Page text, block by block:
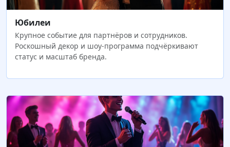
Юбилеи
Крупное событие для партнёров и сотрудников.
Роскошный декор и шоу-программа подчёркивают
статус и масштаб бренда.